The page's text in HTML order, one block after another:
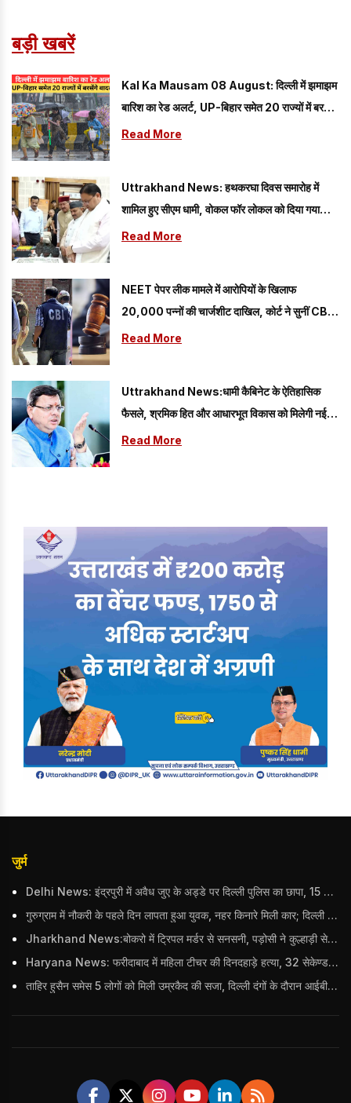
बड़ी खबरें
Kal Ka Mausam 08 August: दिल्ली में झमाझम
बारिश का रेड अलर्ट, UP-बिहार समेत 20 राज्यों में बरसेंगे
बादल; यहां पढ़े 08 अगस्त का कैसा रहेगा मौसम
Read More
Uttrakhand News: हथकरघा दिवस समारोह में
शामिल हुए सीएम धामी, वोकल फॉर लोकल को दिया गया
प्रोत्साहन
Read More
NEET पेपर लीक मामले में आरोपियों के खिलाफ
20,000 पन्नों की चार्जशीट दाखिल, कोर्ट ने सुनीं CBI
की दलीलें
Read More
Uttrakhand News:धामी कैबिनेट के ऐतिहासिक
फैसले, श्रमिक हित और आधारभूत विकास को मिलेगी नई
गति
Read More
जुर्म
Delhi News: इंद्रपुरी में अवैध जुए के अड्डे पर दिल्ली पुलिस का छापा, 15 जुआरियों को पकड़ा; ₹3.61 लाख नकद और अन्य सामान बरामद
गुरुग्राम में नौकरी के पहले दिन लापता हुआ युवक, नहर किनारे मिली कार; दिल्ली पुलिस ने दर्ज की FIR
Jharkhand News:बोकरो में ट्रिपल मर्डर से सनसनी, पड़ोसी ने कुल्हाड़ी से पति-पत्नी और बहु की हत्या की
Haryana News: फरीदाबाद में महिला टीचर की दिनदहाड़े हत्या, 32 सेकेण्ड में 34 बार किया वार
ताहिर हुसैन समेस 5 लोगों को मिली उम्रकैद की सजा, दिल्ली दंगों के दौरान आईबी अधिकारी का किया था कत्ल